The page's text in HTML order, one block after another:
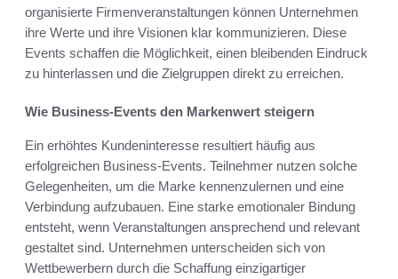
organisierte Firmenveranstaltungen können Unternehmen
ihre Werte und ihre Visionen klar kommunizieren. Diese
Events schaffen die Möglichkeit, einen bleibenden Eindruck
zu hinterlassen und die Zielgruppen direkt zu erreichen.
Wie Business-Events den Markenwert steigern
Ein erhöhtes Kundeninteresse resultiert häufig aus
erfolgreichen Business-Events. Teilnehmer nutzen solche
Gelegenheiten, um die Marke kennenzulernen und eine
Verbindung aufzubauen. Eine starke emotionaler Bindung
entsteht, wenn Veranstaltungen ansprechend und relevant
gestaltet sind. Unternehmen unterscheiden sich von
Wettbewerbern durch die Schaffung einzigartiger